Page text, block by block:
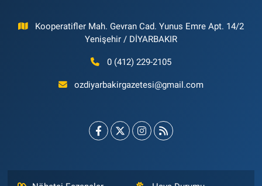
Kooperatifler Mah. Gevran Cad. Yunus Emre Apt. 14/2
Yenişehir / DİYARBAKIR
0 (412) 229-2105
ozdiyarbakirgazetesi@gmail.com